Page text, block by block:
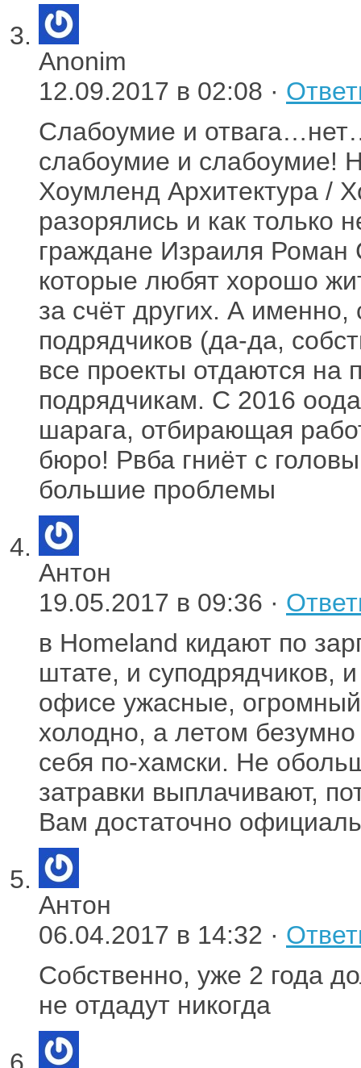
Anonim
12.09.2017 в 02:08 ·
Слабоумие и
слабоумие и слабоумие!
Хоумленд Архитектура /
разорялись и как
граждане Израиля
которые любят хорошо
за счёт других. А именно,
подрядчиков (да-да,
все проекты отдаются
подрядчикам. С 2016
шарага, отбирающая
бюро! Рвба гниёт с
большие проблемы
Антон
19.05.2017 в 09:36 ·
в Homeland кидают по
штате, и суподрядчиков,
офисе ужасные,
холодно, а летом
себя по-хамски. Не
затравки выплачивают,
Вам достаточно
Антон
06.04.2017 в 14:32 ·
Собственно, уже 2 года
не отдадут никогда